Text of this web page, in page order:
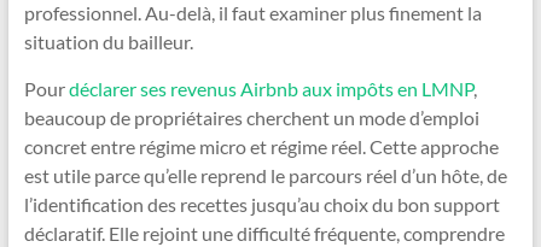
professionnel. Au-delà, il faut examiner plus finement la
situation du bailleur.
Pourdéclarer ses revenus Airbnb aux impôts en LMNP,
beaucoup de propriétaires cherchent un mode d’emploi
concret entre régime micro et régime réel. Cette approche
est utile parce qu’elle reprend le parcours réel d’un hôte, de
l’identification des recettes jusqu’au choix du bon support
déclaratif. Elle rejoint une difficulté fréquente, comprendre